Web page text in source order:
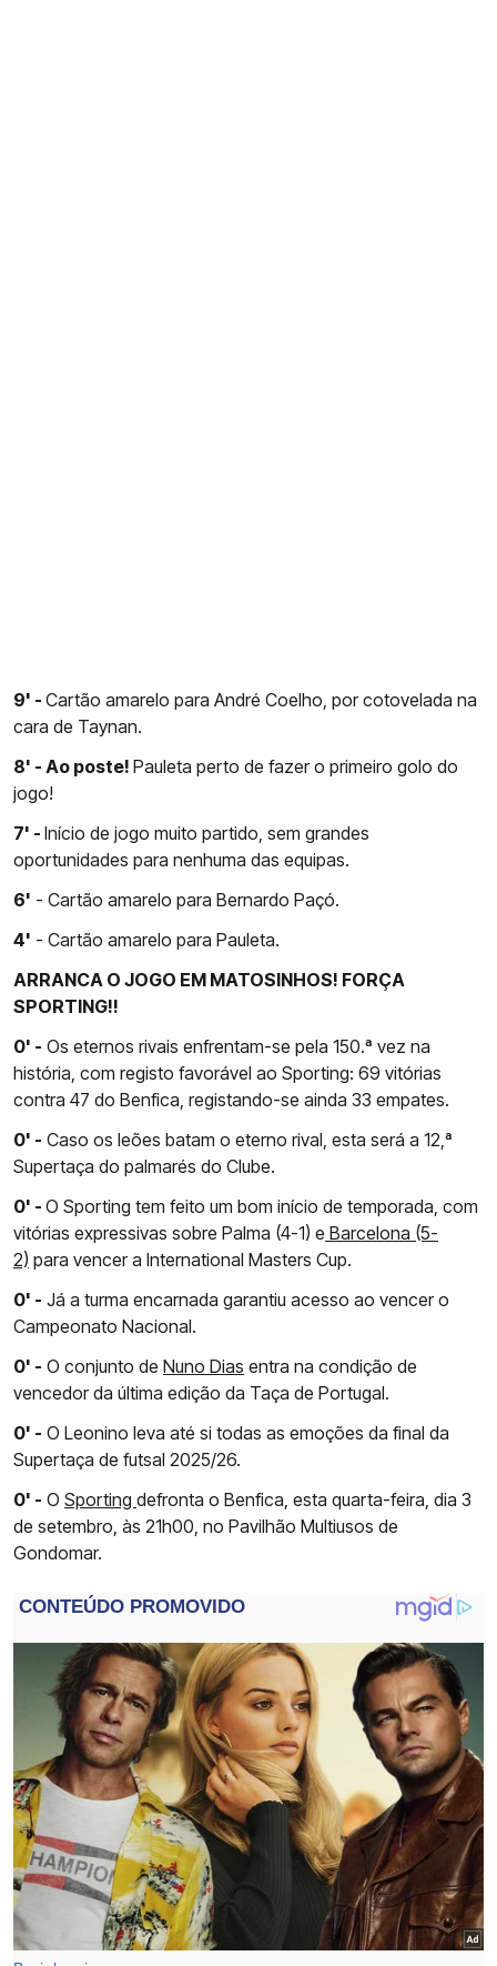
9' - Cartão amarelo para André Coelho, por cotovelada na
cara de Taynan.
8' - Ao poste! Pauleta perto de fazer o primeiro golo do
jogo!
7' - Início de jogo muito partido, sem grandes
oportunidades para nenhuma das equipas.
6' - Cartão amarelo para Bernardo Paçó.
4' - Cartão amarelo para Pauleta.
ARRANCA O JOGO EM MATOSINHOS! FORÇA
SPORTING!!
0' - Os eternos rivais enfrentam-se pela 150.ª vez na
história, com registo favorável ao Sporting: 69 vitórias
contra 47 do Benfica, registando-se ainda 33 empates.
0' - Caso os leões batam o eterno rival, esta será a 12,ª
Supertaça do palmarés do Clube.
0' - O Sporting tem feito um bom início de temporada, com
vitórias expressivas sobre Palma (4-1) e Barcelona (5-
2) para vencer a International Masters Cup.
0' - Já a turma encarnada garantiu acesso ao vencer o
Campeonato Nacional.
0' - O conjunto de Nuno Dias entra na condição de
vencedor da última edição da Taça de Portugal.
0' - O Leonino leva até si todas as emoções da final da
Supertaça de futsal 2025/26.
0' - O Sporting defronta o Benfica, esta quarta-feira, dia 3
de setembro, às 21h00, no Pavilhão Multiusos de
Gondomar.